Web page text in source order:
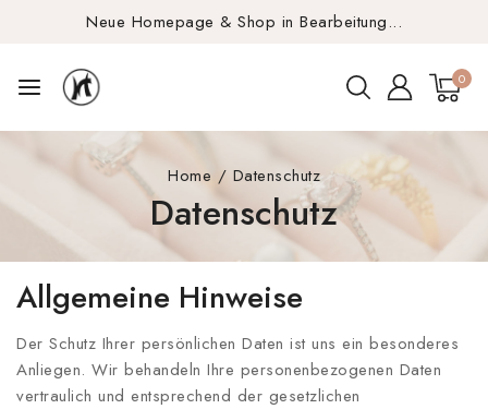
Neue Homepage & Shop in Bearbeitung...
0
Home / Datenschutz
Datenschutz
Allgemeine Hinweise
Der Schutz Ihrer persönlichen Daten ist uns ein besonderes
Anliegen. Wir behandeln Ihre personenbezogenen Daten
vertraulich und entsprechend der gesetzlichen